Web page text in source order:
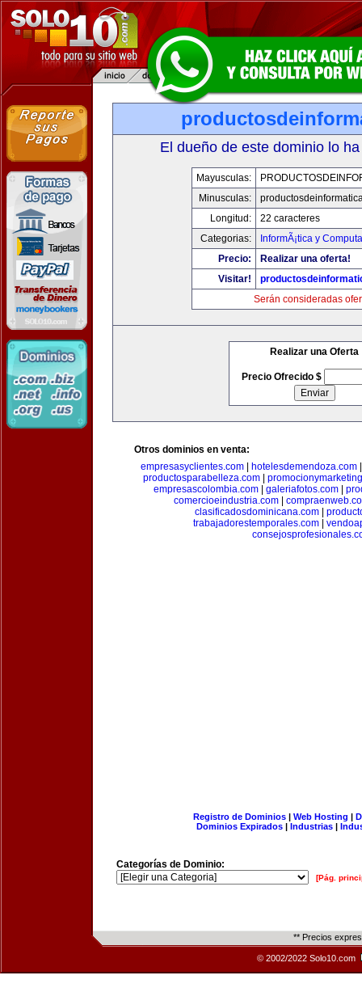
El dueño de este dominio lo
Mayusculas:
Minusculas:
Longitud:
22 caracteres
Categorias:
InformÃ¡tica y
Precio:
Realizar una oferta!
Visitar!
Serán consideradas
Realizar una Oferta
Precio Ofrecido $
Otros dominios en venta:
empresasyclientes.com
hotelesdemendoza.com
productosparabelleza.com
empresascolombia.com
galeriafotos.com
comercioeindustria.com|
clasificadosdominicana.com
trabajadorestemporales.com
Registro de Dominios| Web Hosting |
Dominios Expirados | Industrias |
Categorías de Dominio:
[Pág.
** Precios
© 2002/2022 Solo10.com